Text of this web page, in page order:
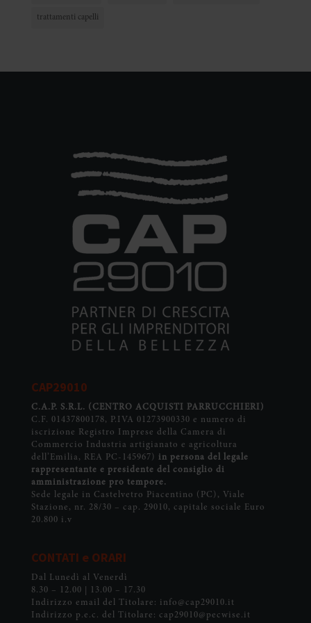
trattamenti capelli
CAP29010
C.A.P. S.R.L. (CENTRO ACQUISTI PARRUCCHIERI)
C.F. 01437800178, P.IVA 01273900330 e numero di
iscrizione Registro Imprese della Camera di
Commercio Industria artigianato e agricoltura
dell’Emilia, REA PC-145967) in persona del legale
rappresentante e presidente del consiglio di
amministrazione pro tempore.
Sede legale in Castelvetro Piacentino (PC), Viale
Stazione, nr. 28/30 – cap. 29010, capitale sociale Euro
20.800 i.v
CONTATI e ORARI
Dal Lunedì al Venerdì
8.30 – 12.00 | 13.00 – 17.30
Indirizzo email del Titolare: info@cap29010.it
Indirizzo p.e.c. del Titolare: cap29010@pecwise.it